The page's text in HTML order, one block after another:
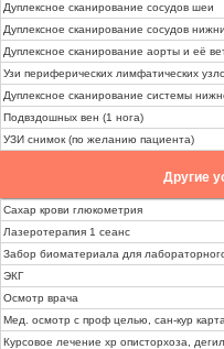
Дуплексное сканирование сосудов шеи
Дуплексное сканирование сосудов
Дуплексное сканирование аорты и её
Узи периферических лимфатических
Дуплексное сканирование системы
Подвздошных вен (1 нога)
УЗИ снимок (по желанию пациента)
Другие
Cахар крови глюкометрия
Лазеротерапия 1 сеанс
Забор биоматериала для
ЭКГ
Осмотр врача
Мед. осмотр с проф целью, сан-кур карта
Курсовое лечение хр описторхоза,